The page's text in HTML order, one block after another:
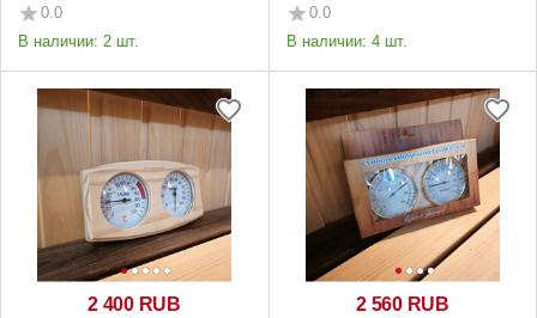
0.0
В наличии: 2 шт.
)
0.0
В наличии: 4 шт.
2 400 RUB 2 560 RUB